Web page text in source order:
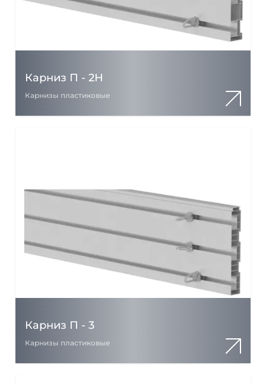
Карниз П - 2Н
Карнизы пластиковые
Карниз П - 3
Карнизы пластиковые